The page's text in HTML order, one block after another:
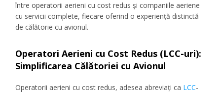
între operatorii aerieni cu cost redus și companiile aeriene
cu servicii complete, fiecare oferind o experiență distinctă
de călătorie cu avionul.
Operatori Aerieni cu Cost Redus (LCC-uri):
Simplificarea Călătoriei cu Avionul
Operatorii aerieni cu cost redus, adesea abreviați ca LCC-